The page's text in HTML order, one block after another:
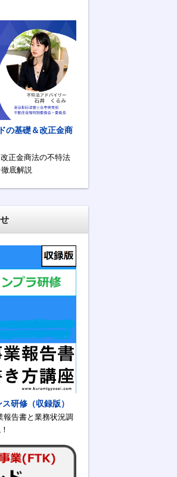
の基礎＆改正金商
正金商法の不特法
底解説
研修（収録版）
告書と業務状況調